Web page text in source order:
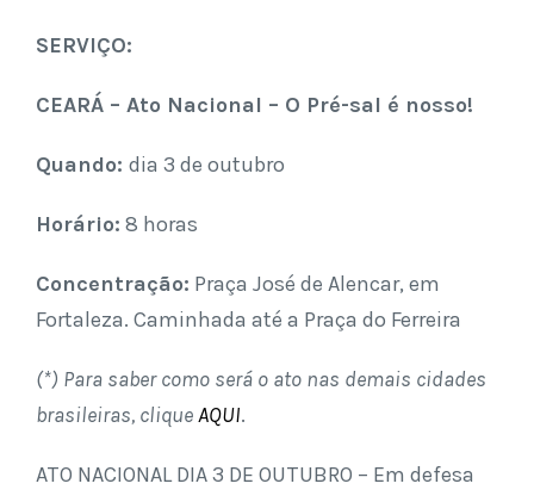
SERVIÇO:
CEARÁ – Ato Nacional – O Pré-sal é nosso!
Quando: dia 3 de outubro
Horário: 8 horas
Concentração: Praça José de Alencar, em
Fortaleza. Caminhada até a Praça do Ferreira
(*) Para saber como será o ato nas demais cidades
brasileiras, cliqueAQUI.
ATO NACIONAL DIA 3 DE OUTUBRO – Em defesa